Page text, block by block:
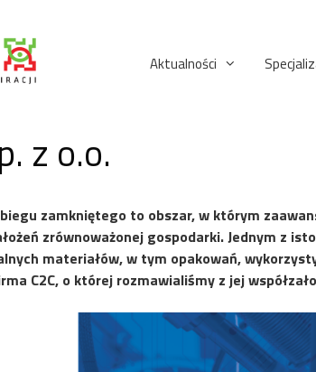
Aktualności
z o.o.
zamkniętego to obszar, w którym
zrównoważonej gospodarki. Jednym z
materiałów, w tym opakowań,
C2C, o której rozmawialiśmy z jej